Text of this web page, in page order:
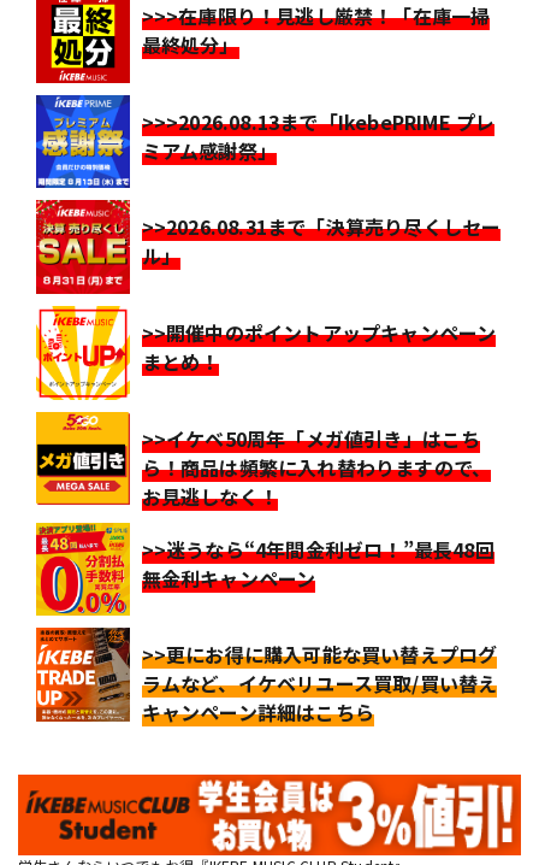
>>>在庫限り！見逃し厳禁！「在庫一掃
最終処分」
>>>2026.08.13まで「IkebePRIME プレ
ミアム感謝祭」
>>2026.08.31まで「決算売り尽くしセー
ル」
>>開催中のポイントアップキャンペーン
まとめ！
>>イケベ50周年「メガ値引き」はこち
ら！商品は頻繁に入れ替わりますので、
お見逃しなく！
>>迷うなら“4年間金利ゼロ！”最長48回
無金利キャンペーン
>>更にお得に購入可能な買い替えプログ
ラムなど、イケベリユース買取/買い替え
キャンペーン詳細はこちら